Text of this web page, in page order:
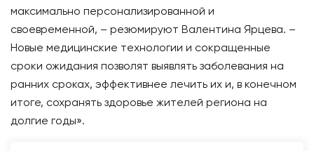
максимально персонализированной и
своевременной, – резюмируют Валентина Ярцева. –
Новые медицинские технологии и сокращенные
сроки ожидания позволят выявлять заболевания на
ранних сроках, эффективнее лечить их и, в конечном
итоге, сохранять здоровье жителей региона на
долгие годы».